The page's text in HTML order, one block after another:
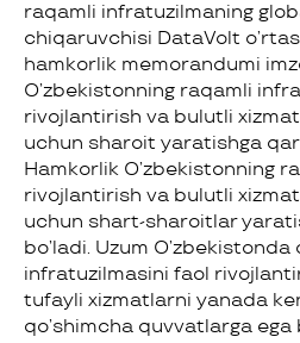
raqamli infratuzilmaning
chiqaruvchisi DataVolt
hamkorlik memorandumi
O’zbekistonning raqamli
rivojlantirish va bulutli
uchun sharoit yaratishga
Hamkorlik O’zbekistonning
rivojlantirish va bulutli
uchun shart-sharoitlar
bo’ladi. Uzum O’zbekistonda
infratuzilmasini faol
tufayli xizmatlarni yanada
qo’shimcha quvvatlarga ega